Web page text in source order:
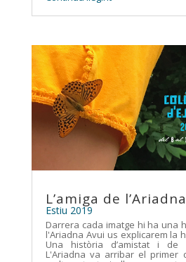
L’amiga de l’Ariadna
Estiu 2019
Darrera cada imatge hi ha una
l'Ariadna Avui us explicarem la
Una història d’amistat i de
L'Ariadna va arribar el primer